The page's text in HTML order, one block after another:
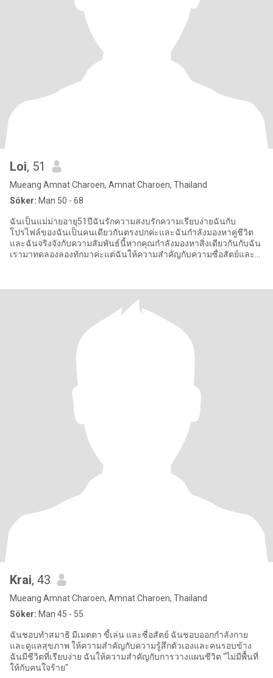
Loi, 51
Mueang Amnat Charoen, Amnat Charoen, Thailand
Söker: Man 50 - 68
ฉันเป็นแม่ม่ายอายุ51ปีฉันรักความสงบรักความเรียบง่ายฉันกับ
โปรไฟล์ของฉันเป็นคนเดียวกันตรงปกค่ะและฉันกำลังมองหาคู่ชีวิต
และฉันจริงจังกับความสัมพันธ์นี้หากคุณกำลังมองหาสิ่งเดียวกันกับฉัน
เรามาทดลองลองทักมาค่ะแต่ฉันให้ความสำคัญกับความซื่อสัตย์และ
Krai, 43
Mueang Amnat Charoen, Amnat Charoen, Thailand
Söker: Man 45 - 55
ฉันชอบทำสมาธิ มีเมตตา ขี้เล่น และซื่อสัตย์ ฉันชอบออกกำลังกาย
และดูแลสุขภาพ ให้ความสำคัญกับความรู้สึกตัวเองและคนรอบข้าง
ฉันมีชีวิตที่เรียบง่าย ฉันให้ความสำคัญกับการวางแผนชีวิต "ไม่มีพื้นที่
ให้กับคนใจร้าย"